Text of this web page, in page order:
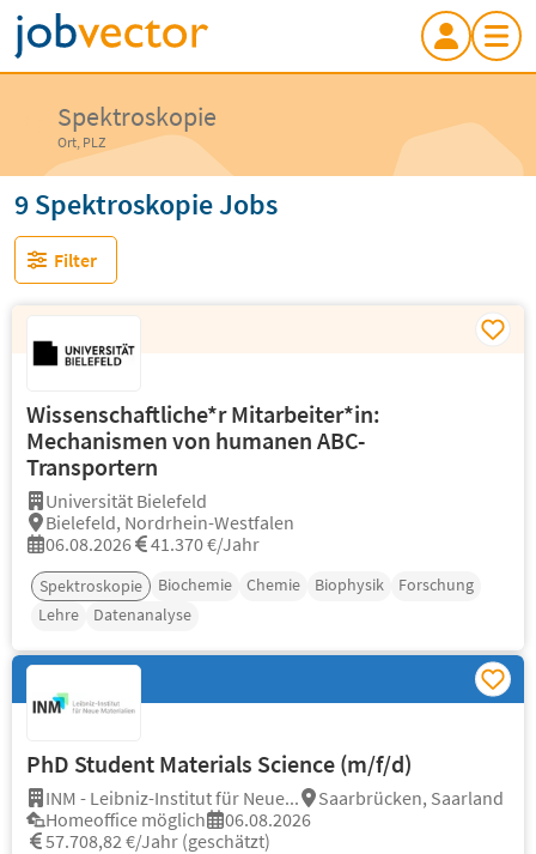
Spektroskopie
Ort, PLZ
9 Spektroskopie Jobs
Filter
Wissenschaftliche*r Mitarbeiter*in:
Mechanismen von humanen ABC-
Transportern
Universität Bielefeld
Bielefeld, Nordrhein-Westfalen
06.08.2026
41.370 €/Jahr
Spektroskopie Biochemie Chemie Biophysik
Forschung
Lehre
Datenanalyse
PhD Student Materials Science (m/f/d)
INM - Leibniz-Institut für Neue...
Saarbrücken, Saarland
Homeoffice möglich
06.08.2026
57.708,82 €/Jahr (geschätzt)